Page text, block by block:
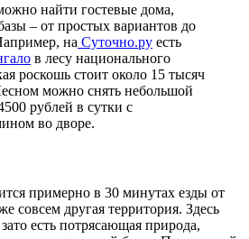
найти гостевые дома,
– от простых вариантов до
на Суточно.ру есть
в лесу национального
роскошь стоит около 15 тысяч
можно снять небольшой
рублей в сутки с
во дворе.
примерно в 30 минутах езды от
совсем другая территория. Здесь
есть потрясающая природа,